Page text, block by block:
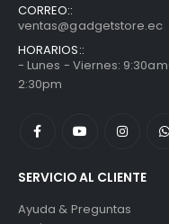
CORREO::
ventas@gadgetstore.ec
HORARIOS::
- Lunes - Viernes:
2:30pm
SERVICIO AL CLIENTE
Ayuda & Preguntas